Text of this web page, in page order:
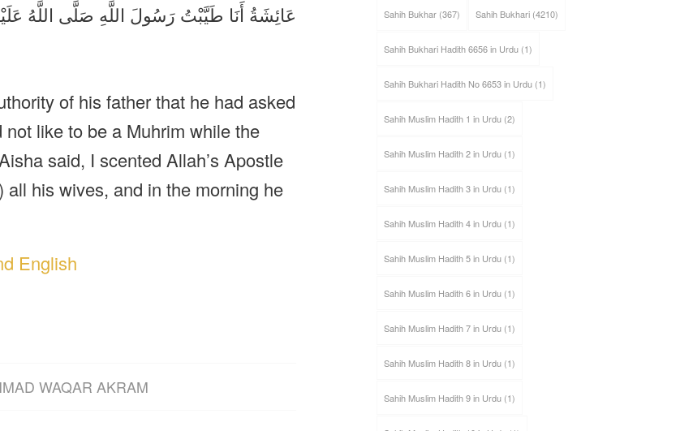
عَائِشَةُ أَنَا طَيَّبْتُ رَسُولَ اللَّهِ صَلَّى اللَّهُ
of his father that he had asked
like to be a Muhrim while the
said, I scented Allah’s Apostle
his wives, and in the morning he
English
WAQAR AKRAM
Sahih Bukhar(367) Sahih Bukhari(4210)
Sahih Bukhari Hadith 6656 in Urdu(1)
Sahih Bukhari Hadith No 6653 in Urdu(1)
Sahih Muslim Hadith 1 in Urdu(2)
Sahih Muslim Hadith 2 in Urdu(1)
Sahih Muslim Hadith 3 in Urdu(1)
Sahih Muslim Hadith 4 in Urdu(1)
Sahih Muslim Hadith 5 in Urdu(1)
Sahih Muslim Hadith 6 in Urdu(1)
Sahih Muslim Hadith 7 in Urdu(1)
Sahih Muslim Hadith 8 in Urdu(1)
Sahih Muslim Hadith 9 in Urdu(1)